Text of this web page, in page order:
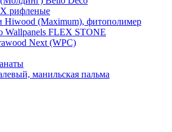
рифленые
Hiwood (Maximum), фитополимер
Wallpanels FLEX STONE
Next (WPC)
манильская пальма